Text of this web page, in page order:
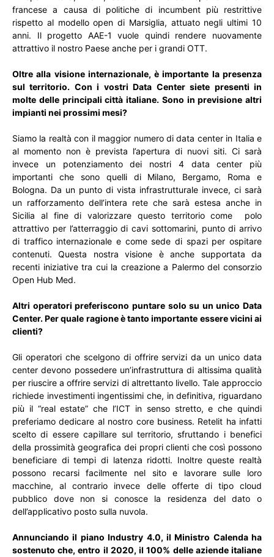
francese a causa di politiche di incumbent più restrittive
rispetto al modello open di Marsiglia, attuato negli ultimi 10
anni. Il progetto AAE-1 vuole quindi rendere nuovamente
attrattivo il nostro Paese anche per i grandi OTT.
Oltre alla visione internazionale, è importante la presenza
sul territorio. Con i vostri Data Center siete presenti in
molte delle principali città italiane. Sono in previsione altri
impianti nei prossimi mesi?
Siamo la realtà con il maggior numero di data center in Italia e
al momento non è prevista l’apertura di nuovi siti. Ci sarà
invece un potenziamento dei nostri 4 data center più
importanti che sono quelli di Milano, Bergamo, Roma e
Bologna. Da un punto di vista infrastrutturale invece, ci sarà
un rafforzamento dell’intera rete che sarà estesa anche in
Sicilia al fine di valorizzare questo territorio come polo
attrattivo per l’atterraggio di cavi sottomarini, punto di arrivo
di traffico internazionale e come sede di spazi per ospitare
contenuti. Questa nostra visione è anche supportata da
recenti iniziative tra cui la creazione a Palermo del consorzio
Open Hub Med.
Altri operatori preferiscono puntare solo su un unico Data
Center. Per quale ragione è tanto importante essere vicini ai
clienti?
Gli operatori che scelgono di offrire servizi da un unico data
center devono possedere un’infrastruttura di altissima qualità
per riuscire a offrire servizi di altrettanto livello. Tale approccio
richiede investimenti ingentissimi che, in definitiva, riguardano
più il “real estate” che l’ICT in senso stretto, e che quindi
preferiamo dedicare al nostro core business. Retelit ha infatti
scelto di essere capillare sul territorio, sfruttando i benefici
della prossimità geografica dei propri clienti che così possono
beneficiare di tempi di latenza ridotti. Inoltre queste realtà
possono recarsi facilmente nel sito e lavorare sulle loro
macchine, al contrario invece delle offerte di tipo cloud
pubblico dove non si conosce la residenza del dato o
dell’applicativo posto sulla nuvola.
Annunciando il piano Industry 4.0, il Ministro Calenda ha
sostenuto che, entro il 2020, il 100% delle aziende italiane